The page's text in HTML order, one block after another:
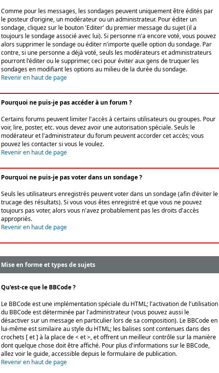
Comme pour les messages, les sondages peuvent uniquement être édités par
le posteur d'origine, un modérateur ou un administrateur. Pour éditer un
sondage, cliquez sur le bouton 'Editer' du premier message du sujet (il a
toujours le sondage associé avec lui). Si personne n'a encore voté, vous pouvez
alors supprimer le sondage ou éditer n'importe quelle option du sondage. Par
contre, si une personne a déjà voté, seuls les modérateurs et administrateurs
pourront l'éditer ou le supprimer, ceci pour éviter aux gens de truquer les
sondages en modifiant les options au milieu de la durée du sondage.
Revenir en haut de page
Pourquoi ne puis-je pas accéder à un forum ?
Certains forums peuvent limiter l'accès à certains utilisateurs ou groupes. Pour
voir, lire, poster, etc. vous devez avoir une autorisation spéciale. Seuls le
modérateur et l'administrateur du forum peuvent accorder cet accès; vous
pouvez les contacter si vous le voulez.
Revenir en haut de page
Pourquoi ne puis-je pas voter dans un sondage ?
Seuls les utilisateurs enregistrés peuvent voter dans un sondage (afin d'éviter le
trucage des résultats). Si vous vous êtes enregistré et que vous ne pouvez
toujours pas voter, alors vous n'avez probablement pas les droits d'accès
appropriés.
Revenir en haut de page
Mise en forme et types de sujets
Qu'est-ce que le BBCode ?
Le BBCode est une implémentation spéciale du HTML; l'activation de l'utilisation
du BBCode est déterminée par l'administrateur (vous pouvez aussi le
désactiver sur un message en particulier lors de sa composition). Le BBCode en
lui-même est similaire au style du HTML; les balises sont contenues dans des
crochets [ et ] à la place de < et >, et offrent un meilleur contrôle sur la manière
dont quelque chose doit être affiché. Pour plus d'informations sur le BBCode,
allez voir le guide, accessible depuis le formulaire de publication.
Revenir en haut de page